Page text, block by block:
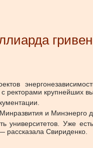
ректорами
и Минэнерго
университетов. Уже
рассказала Свириденко.